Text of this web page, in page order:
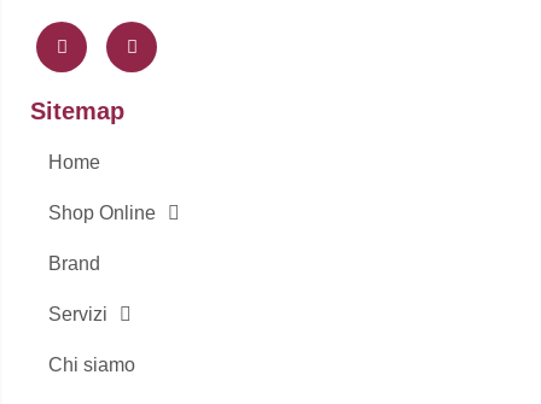
a
c
e
b
o
-
f
n
s
t
a
Sitemap
Home
Shop Online
Brand
Servizi
Chi siamo